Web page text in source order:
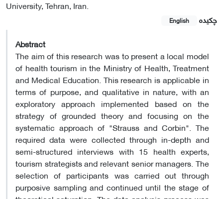
University, Tehran, Iran.
چکیده
English
Abstract
The aim of this research was to present a local model
of health tourism in the Ministry of Health, Treatment
and Medical Education. This research is applicable in
terms of purpose, and qualitative in nature, with an
exploratory approach implemented based on the
strategy of grounded theory and focusing on the
systematic approach of "Strauss and Corbin". The
required data were collected through in-depth and
semi-structured interviews with 15 health experts,
tourism strategists and relevant senior managers. The
selection of participants was carried out through
purposive sampling and continued until the stage of